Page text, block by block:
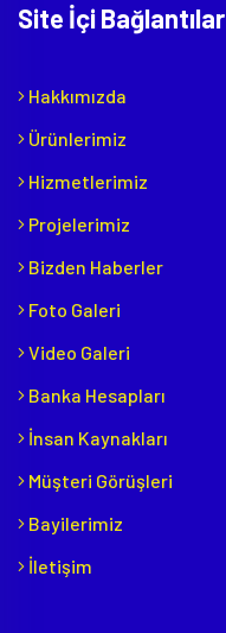
Site İçi Bağlantılar
Hakkımızda
Ürünlerimiz
Hizmetlerimiz
Projelerimiz
Bizden Haberler
Foto Galeri
Video Galeri
Banka Hesapları
İnsan Kaynakları
Müşteri Görüşleri
Bayilerimiz
İletişim